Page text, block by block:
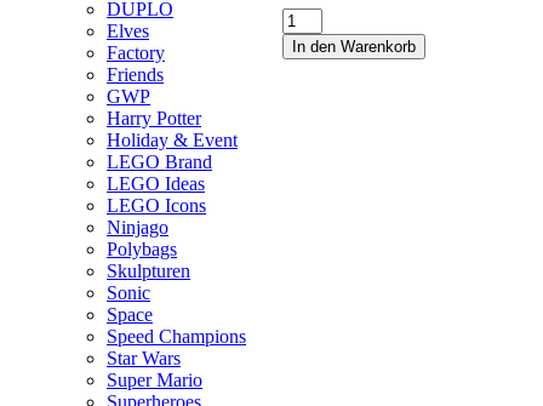
In den Warenkorb
DUPLO
Elves
Factory
Friends
GWP
Harry Potter
Holiday & Event
LEGO Brand
LEGO Ideas
LEGO Icons
Ninjago
Polybags
Skulpturen
Sonic
Space
Speed Champions
Star Wars
Super Mario
Superheroes